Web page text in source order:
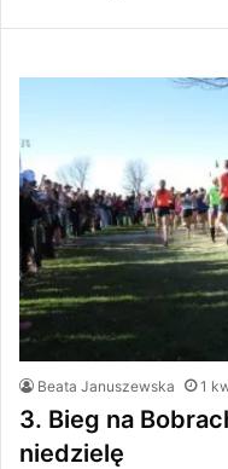
Beata Januszewska 1
3. Bieg na
niedzielę